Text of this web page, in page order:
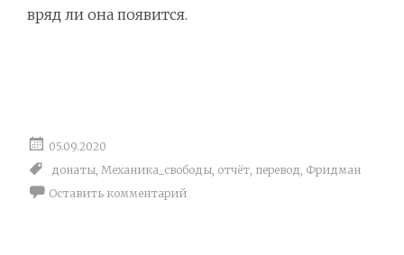
вряд ли она появится.
05.09.2020
донаты Механика_свободы отчёт перевод Фридман
Оставить комментарий